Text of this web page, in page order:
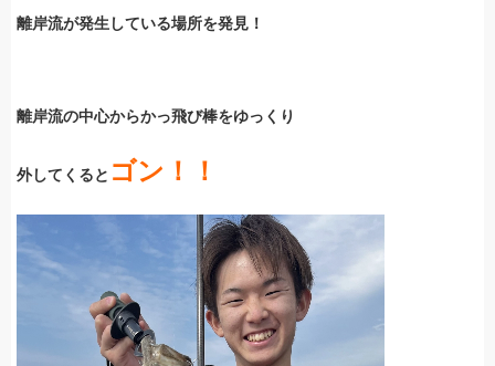
離岸流が発生している場所を発見！
離岸流の中心からかっ飛び棒をゆっくり
外してくると ゴン！！